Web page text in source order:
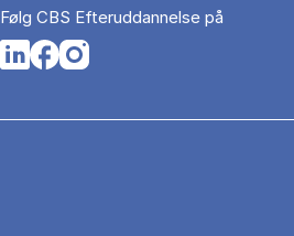
Følg CBS Efteruddannelse på
Opens in a new tab
Opens in a new tab
Opens in a new tab